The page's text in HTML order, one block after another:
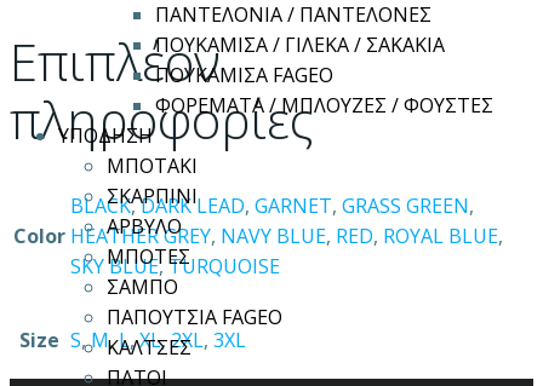
ΠΑΝΤΕΛΟΝΙΑ / ΠΑΝΤΕΛΟΝΕΣ
ΠΟΥΚΑΜΙΣΑ / ΓΙΛΕΚΑ / ΣΑΚΑΚΙΑ
ΠΟΥΚΑΜΙΣΑ FAGEO
ΦΟΡΕΜΑΤΑ / ΜΠΛΟΥΖΕΣ / ΦΟΥΣΤΕΣ
ΥΠΟΔΗΣΗ
ΜΠΟΤΑΚΙ
ΣΚΑΡΠΙΝΙ
ΑΡΒΥΛΟ
ΜΠΟΤΕΣ
ΣΑΜΠΟ
ΠΑΠΟΥΤΣΙΑ FAGEO
ΚΑΛΤΣΕΣ
ΠΑΤΟΙ
Επιπλέον
πληροφορίες
Color
BLACK,DARK LEAD, GARNET, GRASS GREEN,
HEATHER GREY, NAVY BLUE, RED, ROYAL BLUE,
SKY BLUE, TURQUOISE
Size S,M,L,XL,2XL, 3XL